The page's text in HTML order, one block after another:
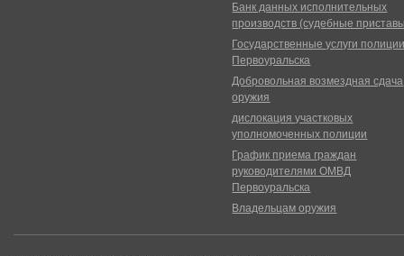
Банк данных исполнительных
производств (судебные
Государственные услуги
Первоуральска
Добровольная возмездная сдача
оружия
дислокация участковых
уполномоченных полиции
График приема граждан
руководителями ОМВД
Первоуральска
Владельцам оружия